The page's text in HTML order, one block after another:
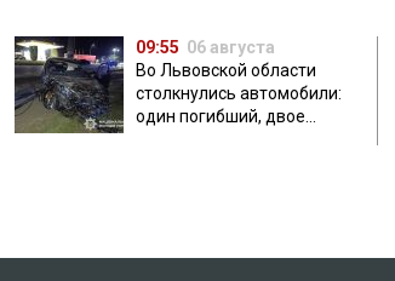
09:55 06 августа
Во Львовской области
столкнулись автомобили:
один погибший, двое